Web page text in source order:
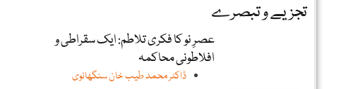
تجزیے و تبصرے
عصرِ نو کا فکری تلاطم: ایک سقراطی و
افلاطونی محاکمہ
ڈاکٹر محمد طیب خان سنگھانوی